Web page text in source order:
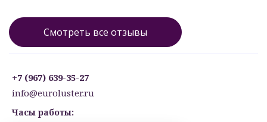
Смотреть все отзывы
+7 (967) 639-35-27
info@euroluster.ru
Часы работы: